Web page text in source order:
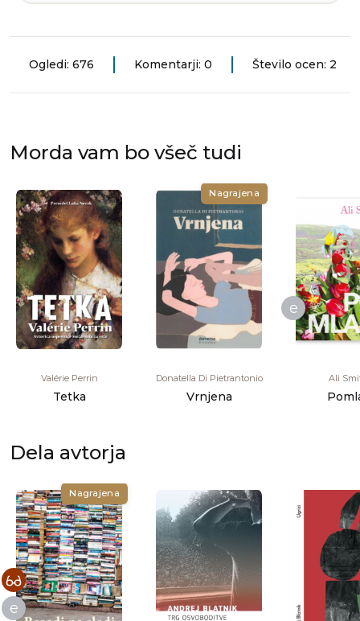
Ogledi: 676 Komentarji: 0 Število ocen: 2
Morda vam bo všeč tudi
Valérie Perrin
Tetka
Nagrajena
Donatella Di Pietrantonio
Vrnjena
e
Ali
Dela avtorja
Nagrajena
e